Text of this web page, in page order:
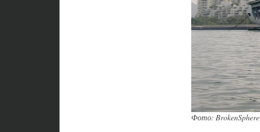
Фото: BrokenSphere